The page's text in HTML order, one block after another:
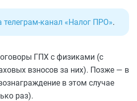
телеграм-канал «Налог ПРО».
ГПХ с физиками (с
взносов за них). Позже — в
в этом случае
раз).